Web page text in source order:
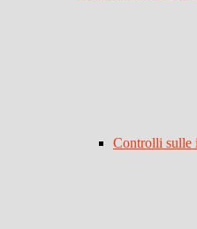
Controlli sulle